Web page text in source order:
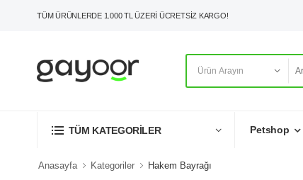
TÜM ÜRÜNLERDE 1.000 TL ÜZERİ ÜCRETSİZ KARGO!
TÜM KATEGORİLER Petshop
Anasayfa Kategoriler Hakem Bayrağı